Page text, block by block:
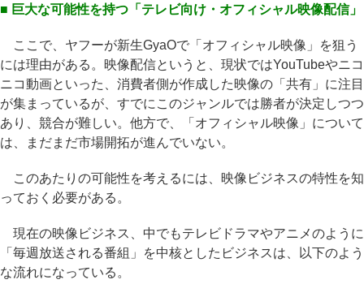
■ 巨大な可能性を持つ「テレビ向け・オフィシャル映像配信」
ここで、ヤフーが新生GyaOで「オフィシャル映像」を狙う
には理由がある。映像配信というと、現状ではYouTubeやニコ
ニコ動画といった、消費者側が作成した映像の「共有」に注目
が集まっているが、すでにこのジャンルでは勝者が決定しつつ
あり、競合が難しい。他方で、「オフィシャル映像」について
は、まだまだ市場開拓が進んでいない。
このあたりの可能性を考えるには、映像ビジネスの特性を知
っておく必要がある。
現在の映像ビジネス、中でもテレビドラマやアニメのように
「毎週放送される番組」を中核としたビジネスは、以下のよう
な流れになっている。